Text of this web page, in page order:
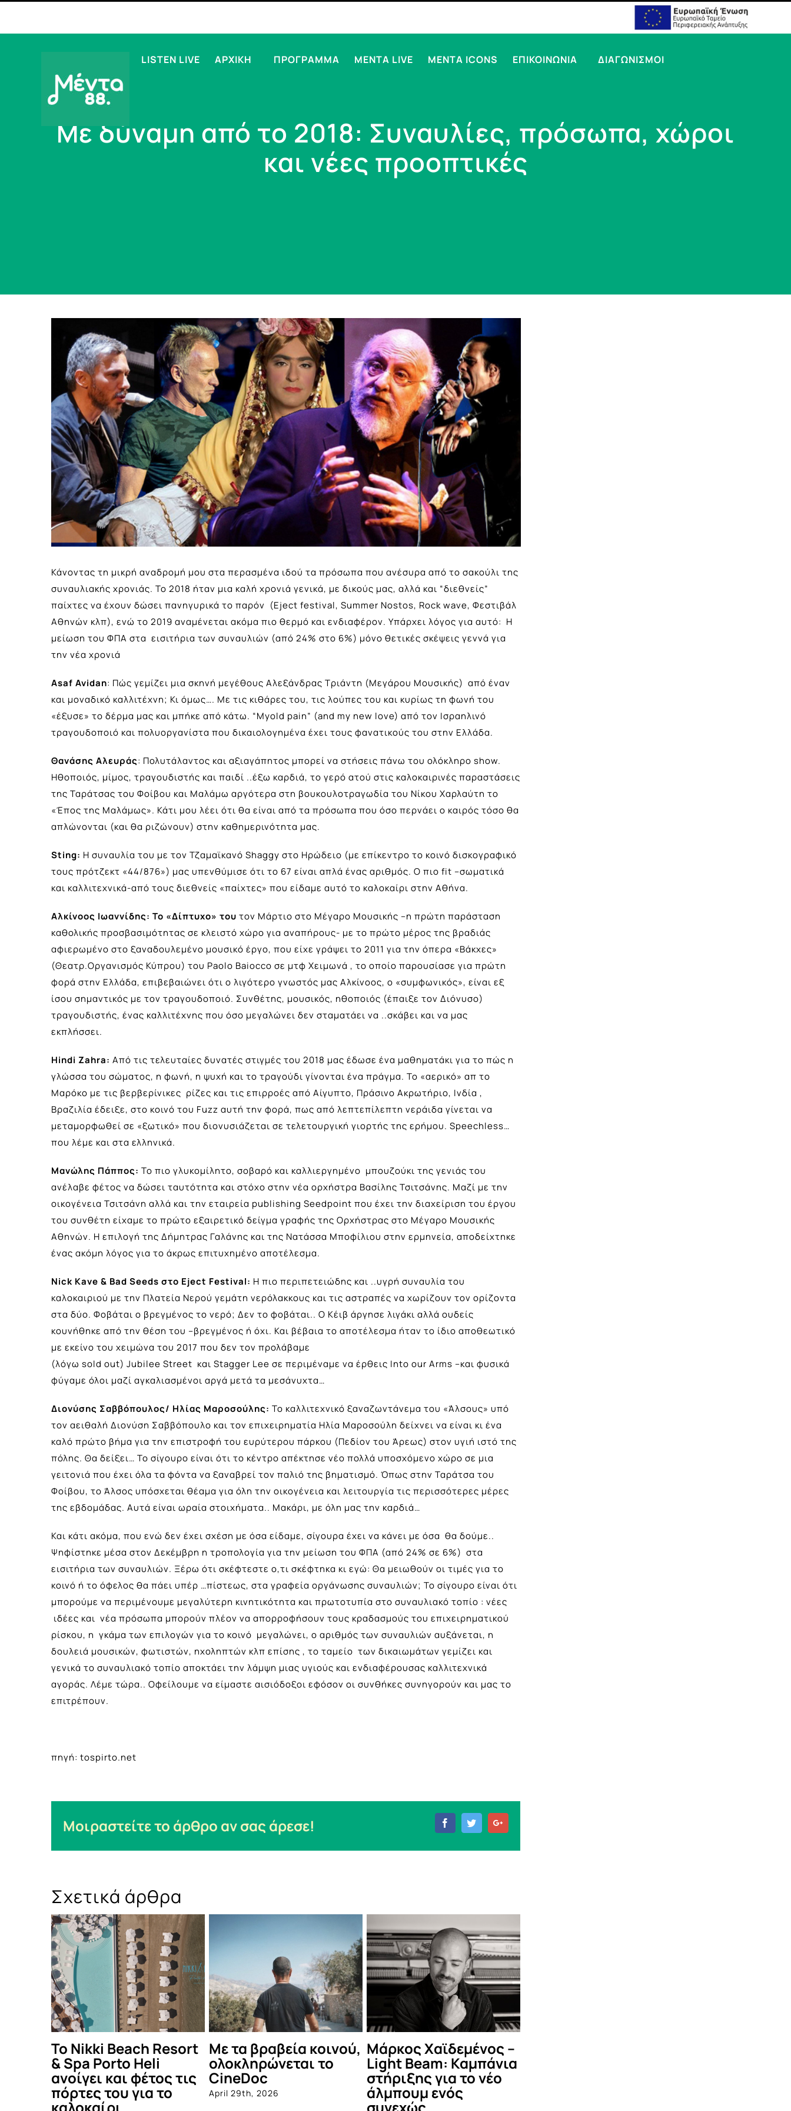
LISTEN LIVE ΑΡΧΙΚΗ ΠΡΟΓΡΑΜΜΑ MENTA LIVE MENTA ICONS ΕΠΙΚΟΙΝΩΝΙΑ ΔΙΑΓΩΝΙΣΜΟΙ
Με δύναμη από το 2018: Συναυλίες, πρόσωπα, χώροι
και νέες προοπτικές
Larger
Image
Κάνοντας τη μικρή αναδρομή μου στα περασμένα ιδού τα πρόσωπα που ανέσυρα από το σακούλι της
συναυλιακής χρονιάς. Το 2018 ήταν μια καλή χρονιά γενικά, με δικούς μας, αλλά και “διεθνείς”
παίχτες να έχουν δώσει πανηγυρικά το παρόν (Εject festival, Summer Nostos, Rock wave, Φεστιβάλ
Αθηνών κλπ), ενώ το 2019 αναμένεται ακόμα πιο θερμό και ενδιαφέρον. Υπάρχει λόγος για αυτό: Η
μείωση του ΦΠΑ στα εισιτήρια των συναυλιών (από 24% στο 6%) μόνο θετικές σκέψεις γεννά για
την νέα χρονιά
Asaf Avidan: Πώς γεμίζει μια σκηνή μεγέθους Αλεξάνδρας Τριάντη (Μεγάρου Μουσικής) από έναν
και μοναδικό καλλιτέχνη; Κι όμως…. Με τις κιθάρες του, τις λούπες του και κυρίως τη φωνή του
«έξυσε» το δέρμα μας και μπήκε από κάτω. “Myold pain” (and my new love) από τον Ισραηλινό
τραγουδοποιό και πολυοργανίστα που δικαιολογημένα έχει τους φανατικούς του στην Ελλάδα.
Θανάσης Αλευράς: Πολυτάλαντος και αξιαγάπητος μπορεί να στήσεις πάνω του ολόκληρο show.
Ηθοποιός, μίμος, τραγουδιστής και παιδί ..έξω καρδιά, το γερό ατού στις καλοκαιρινές παραστάσεις
της Ταράτσας του Φοίβου και Μαλάμω αργότερα στη βουκουλοτραγωδία του Νίκου Χαρλαύτη το
«Έπος της Μαλάμως». Κάτι μου λέει ότι θα είναι από τα πρόσωπα που όσο περνάει ο καιρός τόσο θα
απλώνονται (και θα ριζώνουν) στην καθημερινότητα μας.
Sting: Η συναυλία του με τον Τζαμαϊκανό Shaggy στο Ηρώδειο (με επίκεντρο το κοινό δισκογραφικό
τους πρότζεκτ «44/876») μας υπενθύμισε ότι το 67 είναι απλά ένας αριθμός. Ο πιο fit –σωματικά
και καλλιτεχνικά-από τους διεθνείς «παίχτες» που είδαμε αυτό το καλοκαίρι στην Αθήνα.
Αλκίνοος Ιωαννίδης: Το «Δίπτυχο» του τον Μάρτιο στο Μέγαρο Μουσικής –η πρώτη παράσταση
καθολικής προσβασιμότητας σε κλειστό χώρο για αναπήρους- με το πρώτο μέρος της βραδιάς
αφιερωμένο στο ξαναδουλεμένο μουσικό έργο, που είχε γράψει το 2011 για την όπερα «Βάκχες»
(Θεατρ.Οργανισμός Κύπρου) του Paolo Baiocco σε μτφ Χειμωνά , το οποίο παρουσίασε για πρώτη
φορά στην Ελλάδα, επιβεβαιώνει ότι ο λιγότερο γνωστός μας Αλκίνοος, ο «συμφωνικός», είναι εξ
ίσου σημαντικός με τον τραγουδοποιό. Συνθέτης, μουσικός, ηθοποιός (έπαιξε τον Διόνυσο)
τραγουδιστής, ένας καλλιτέχνης που όσο μεγαλώνει δεν σταματάει να ..σκάβει και να μας
εκπλήσσει.
Hindi Zahra: Από τις τελευταίες δυνατές στιγμές του 2018 μας έδωσε ένα μαθηματάκι για το πώς η
γλώσσα του σώματος, η φωνή, η ψυχή και το τραγούδι γίνονται ένα πράγμα. Το «αερικό» απ το
Μαρόκο με τις βερβερίνικες ρίζες και τις επιρροές από Αίγυπτο, Πράσινο Ακρωτήριο, Ινδία ,
Βραζιλία έδειξε, στο κοινό του Fuzz αυτή την φορά, πως από λεπτεπίλεπτη νεράιδα γίνεται να
μεταμορφωθεί σε «ξωτικό» που διονυσιάζεται σε τελετουργική γιορτής της ερήμου. Speechless…
που λέμε και στα ελληνικά.
Μανώλης Πάππος: Το πιο γλυκομίλητο, σοβαρό και καλλιεργημένο μπουζούκι της γενιάς του
ανέλαβε φέτος να δώσει ταυτότητα και στόχο στην νέα ορχήστρα Βασίλης Τσιτσάνης. Μαζί με την
οικογένεια Τσιτσάνη αλλά και την εταιρεία publishing Seedpoint που έχει την διαχείριση του έργου
του συνθέτη είχαμε το πρώτο εξαιρετικό δείγμα γραφής της Ορχήστρας στο Μέγαρο Μουσικής
Αθηνών. Η επιλογή της Δήμητρας Γαλάνης και της Νατάσσα Μποφίλιου στην ερμηνεία, αποδείχτηκε
ένας ακόμη λόγος για το άκρως επιτυχημένο αποτέλεσμα.
Nick Kave & Bad Seeds στο Eject Festival: H πιο περιπετειώδης και ..υγρή συναυλία του
καλοκαιριού με την Πλατεία Νερού γεμάτη νερόλακκους και τις αστραπές να χωρίζουν τον ορίζοντα
στα δύο. Φοβάται ο βρεγμένος το νερό; Δεν το φοβάται.. Ο Κέιβ άργησε λιγάκι αλλά ουδείς
κουνήθηκε από την θέση του –βρεγμένος ή όχι. Και βέβαια το αποτέλεσμα ήταν το ίδιο αποθεωτικό
με εκείνο του χειμώνα του 2017 που δεν τον προλάβαμε
(λόγω sold out) Jubilee Street και Stagger Lee σε περιμέναμε να έρθεις Into our Arms –και φυσικά
φύγαμε όλοι μαζί αγκαλιασμένοι αργά μετά τα μεσάνυχτα…
Διονύσης Σαββόπουλος/ Ηλίας Μαροσούλης: Το καλλιτεχνικό ξαναζωντάνεμα του «Άλσους» υπό
τον αειθαλή Διονύση Σαββόπουλο και τον επιχειρηματία Ηλία Μαροσούλη δείχνει να είναι κι ένα
καλό πρώτο βήμα για την επιστροφή του ευρύτερου πάρκου (Πεδίον του Άρεως) στον υγιή ιστό της
πόλης. Θα δείξει… Το σίγουρο είναι ότι το κέντρο απέκτησε νέο πολλά υποσχόμενο χώρο σε μια
γειτονιά που έχει όλα τα φόντα να ξαναβρεί τον παλιό της βηματισμό. Όπως στην Ταράτσα του
Φοίβου, το Άλσος υπόσχεται θέαμα για όλη την οικογένεια και λειτουργία τις περισσότερες μέρες
της εβδομάδας. Αυτά είναι ωραία στοιχήματα.. Μακάρι, με όλη μας την καρδιά…
Και κάτι ακόμα, που ενώ δεν έχει σχέση με όσα είδαμε, σίγουρα έχει να κάνει με όσα θα δούμε..
Ψηφίστηκε μέσα στον Δεκέμβρη η τροπολογία για την μείωση του ΦΠΑ (από 24% σε 6%) στα
εισιτήρια των συναυλιών. Ξέρω ότι σκέφτεστε ο,τι σκέφτηκα κι εγώ: Θα μειωθούν οι τιμές για το
κοινό ή το όφελος θα πάει υπέρ …πίστεως, στα γραφεία οργάνωσης συναυλιών; Το σίγουρο είναι ότι
μπορούμε να περιμένουμε μεγαλύτερη κινητικότητα και πρωτοτυπία στο συναυλιακό τοπίο : νέες
ιδέες και νέα πρόσωπα μπορούν πλέον να απορροφήσουν τους κραδασμούς του επιχειρηματικού
ρίσκου, η γκάμα των επιλογών για το κοινό μεγαλώνει, ο αριθμός των συναυλιών αυξάνεται, η
δουλειά μουσικών, φωτιστών, ηχοληπτών κλπ επίσης , το ταμείο των δικαιωμάτων γεμίζει και
γενικά το συναυλιακό τοπίο αποκτάει την λάμψη μιας υγιούς και ενδιαφέρουσας καλλιτεχνικά
αγοράς. Λέμε τώρα.. Οφείλουμε να είμαστε αισιόδοξοι εφόσον οι συνθήκες συνηγορούν και μας το
επιτρέπουν.
πηγή: tospirto.net
Μοιραστείτε το άρθρο αν σας άρεσε! FacebookTwitter
Σχετικά άρθρα
Δες τι έγινε στο
καλοκαιρινό Μέντα
Πάρτυ!
July 12th, 2025
Οι Πυξ Λαξ στο
Θέατρο Βράχων
June 4th, 2025
ΣΑΣ ΕΥΧΑΡΙΣΤΟΥΜΕ!
October 18th, 2024